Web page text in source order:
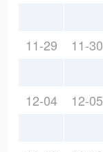
11-29 11-30
12-04 12-05